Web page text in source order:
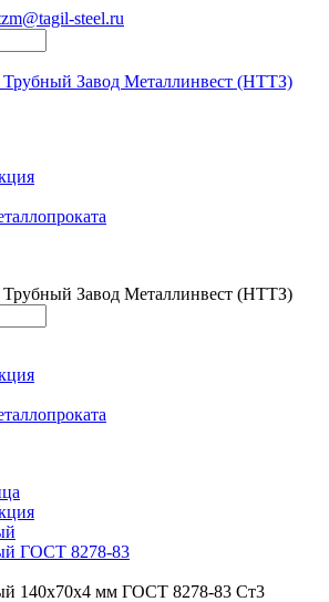
steel.ru
ГОСТ 8278-83
140x70x4 мм ГОСТ 8278-83 Ст3